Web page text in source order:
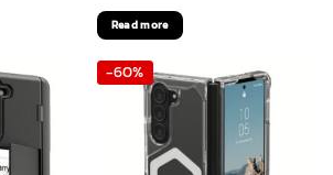
Read more
-60%